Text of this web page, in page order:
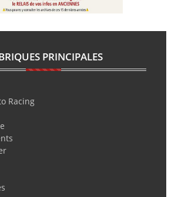
PRINCIPALES
Racing